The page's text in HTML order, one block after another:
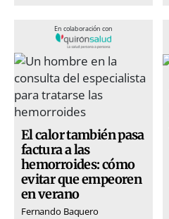
En colaboración con
El calor también pasa
factura a las
hemorroides: cómo
evitar que empeoren
en verano
Fernando Baquero